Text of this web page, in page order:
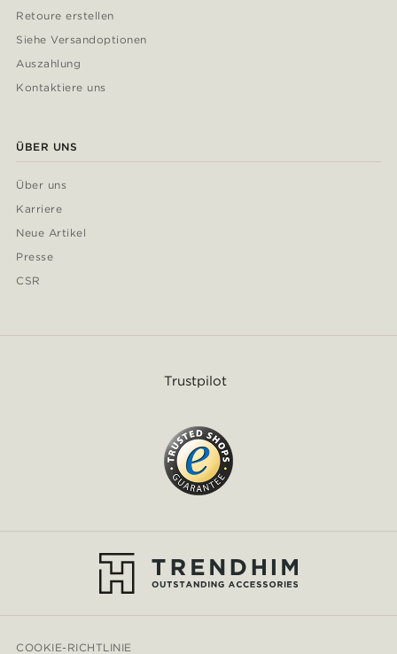
Retoure erstellen
Siehe Versandoptionen
Auszahlung
Kontaktiere uns
ÜBER UNS
Über uns
Karriere
Neue Artikel
Presse
CSR
Trustpilot
COOKIE-RICHTLINIE